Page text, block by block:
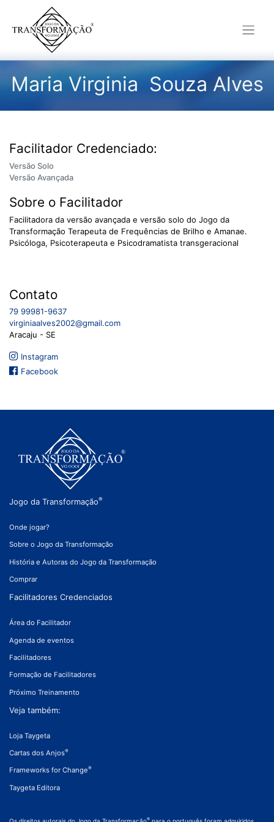
Maria Virginia Souza Alves
Contato
79 99981-9637
virginiaalves2002@gmail.com
Aracaju - SE
Facilitador Credenciado:
Versão Solo
Versão Avançada
Sobre o Facilitador
Facilitadora da versão avançada e versão solo do Jogo da
Transformação Terapeuta de Frequências de Brilho e Amanae.
Psicóloga, Psicoterapeuta e Psicodramatista transgeracional
Instagram
Facebook
Jogo da Transformação®
Onde jogar?
Sobre o Jogo da Transformação
História e Autoras do Jogo da Transformação
Comprar
Facilitadores Credenciados
Área do Facilitador
Agenda de eventos
Facilitadores
Formação de Facilitadores
Próximo Treinamento
Veja também:
Loja Taygeta
Cartas dos Anjos®
Frameworks for Change®
Taygeta Editora
®